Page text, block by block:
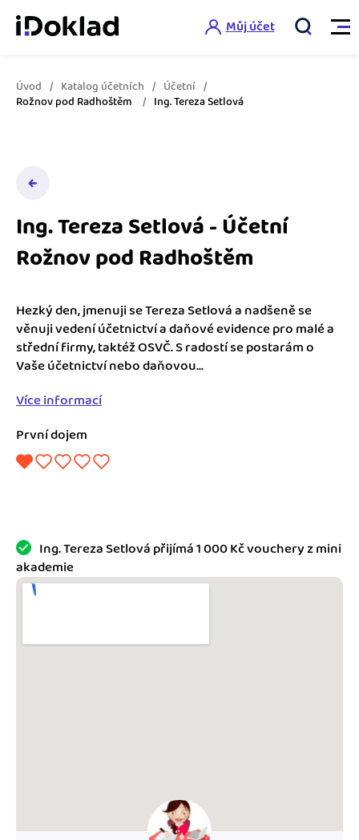
Vlastnosti
Správa kontaktů
Hlídání cashflow
Spolupráce s účetní
Propojení na další systémy
Spřátelené účetní
Katalog doplňků
Nápověda
Jak začít podnikat
Jak se vyznat ve fakturaci
Blog
mini akademie
Šablony faktur
Šablona pro plátce DPH
Šablona pro neplátce DPH
Registrovat ZDARMA
Můj účet
Úvod Katalog účetních
Účetní
Rožnov pod Radhoštěm
Ing. Tereza Setlová
Ing. Tereza Setlová - Účetní
Rožnov pod Radhoštěm
Hezký den, jmenuji se Tereza Setlová a nadšeně se
věnuji vedení účetnictví a daňové evidence pro malé a
střední firmy, taktéž OSVČ. S radostí se postarám o
Vaše účetnictví nebo daňovou...
Více informací
První dojem
Ing. Tereza Setlová přijímá 1 000 Kč vouchery z mini
akademie